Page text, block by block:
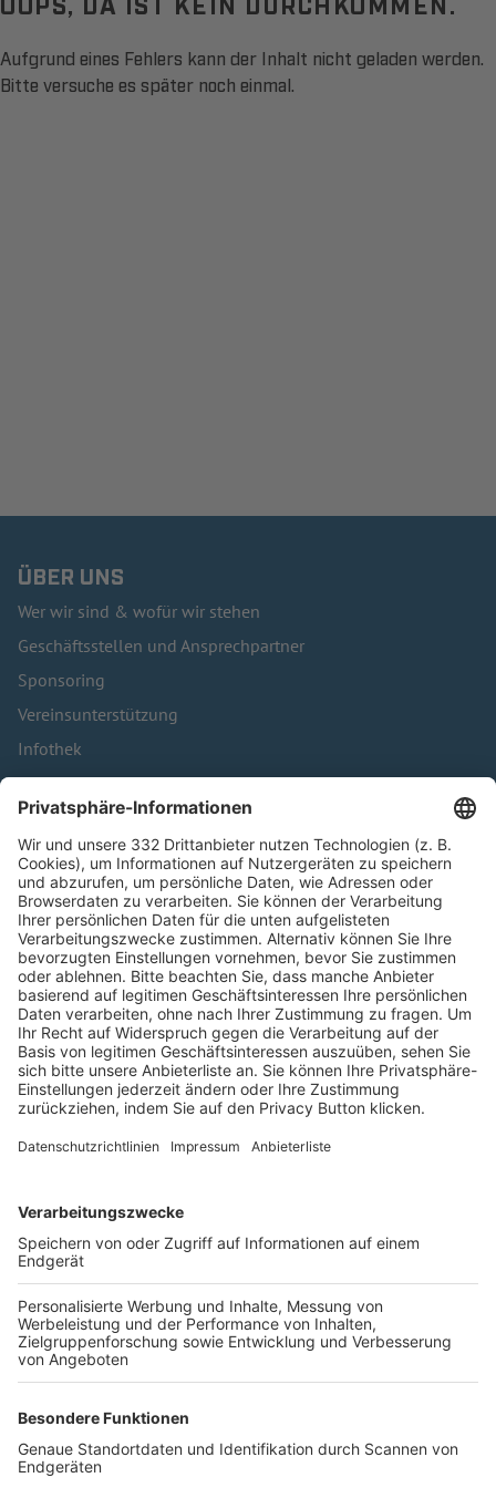
Aufgrund eines Fehlers kann der Inhalt nicht geladen werden.
Bitte versuche es später noch einmal.
ÜBER UNS
Wer wir sind & wofür wir stehen
Geschäftsstellen und Ansprechpartner
Sponsoring
Vereinsunterstützung
Infothek
Kontakt
HÄUFIG BESUCHTE SEITEN
Pässe und Vereinswechsel
Trainerausbildung
Schulungsangebot Vereinsmitarbeiter
BFV-Geschäftsstellen
Trainerbörse
Login SpielPlus
FOLGE DEM BFV
TOP-VEREINE
TOP-PARTNER